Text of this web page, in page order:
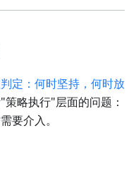
判定：何时坚持，何时放
略执行"层面的问题：
要介入。